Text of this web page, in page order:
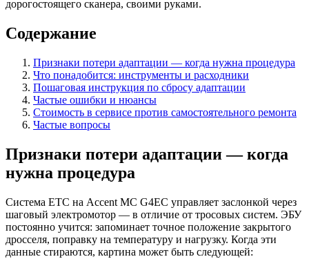
дорогостоящего сканера, своими руками.
Содержание
Признаки потери адаптации — когда нужна процедура
Что понадобится: инструменты и расходники
Пошаговая инструкция по сбросу адаптации
Частые ошибки и нюансы
Стоимость в сервисе против самостоятельного ремонта
Частые вопросы
Признаки потери адаптации — когда
нужна процедура
Система ETC на Accent MC G4EC управляет заслонкой через
шаговый электромотор — в отличие от тросовых систем. ЭБУ
постоянно учится: запоминает точное положение закрытого
дросселя, поправку на температуру и нагрузку. Когда эти
данные стираются, картина может быть следующей: